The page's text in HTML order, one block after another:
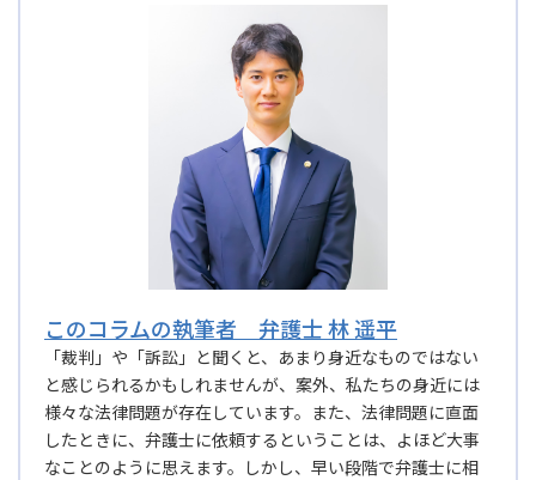
このコラムの執筆者 弁護士 林 遥平
「裁判」や「訴訟」と聞くと、あまり身近なものではない
と感じられるかもしれませんが、案外、私たちの身近には
様々な法律問題が存在しています。また、法律問題に直面
したときに、弁護士に依頼するということは、よほど大事
なことのように思えます。しかし、早い段階で弁護士に相